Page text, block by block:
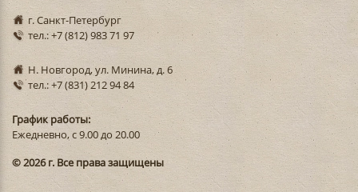
г. Санкт-Петербург
тел.: +7 (812) 983 71 97
Н. Новгород, ул. Минина, д. 6
тел.: +7 (831) 212 94 84
График работы:
Ежедневно, с 9.00 до 20.00
© 2026 г. Все права защищены